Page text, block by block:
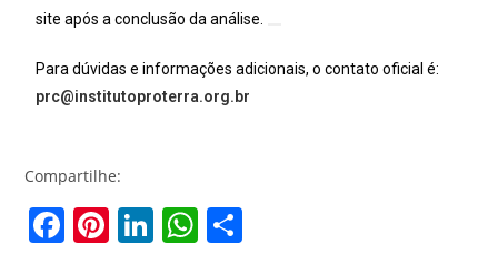
site após a conclusão da análise.
Para dúvidas e informações adicionais, o contato oficial é:
prc@institutoproterra.org.br
Compartilhe:
F Pi Li W